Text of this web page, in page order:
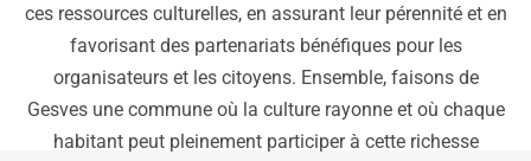
ces ressources culturelles, en assurant leur pérennité et en
favorisant des partenariats bénéfiques pour les
organisateurs et les citoyens. Ensemble, faisons de
Gesves une commune où la culture rayonne et où chaque
habitant peut pleinement participer à cette richesse